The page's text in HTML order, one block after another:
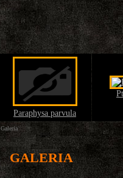
Paraphysa parvula
Galeria
GALERIA